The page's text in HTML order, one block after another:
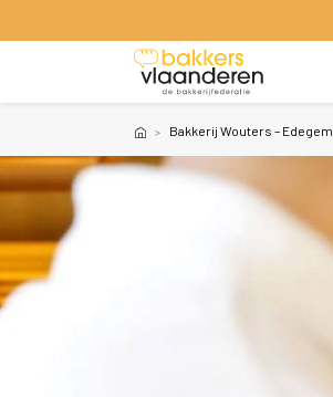
Bakkerij Wouters – Edegem